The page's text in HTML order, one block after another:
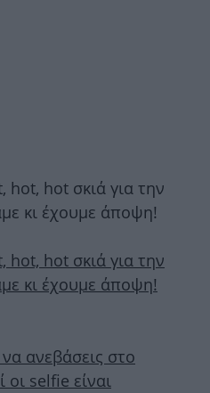
hot, hot σκιά για την
κι έχουμε άποψη!
hot, hot σκιά για την
κι έχουμε άποψη!
ανεβάσεις στο
selfie είναι